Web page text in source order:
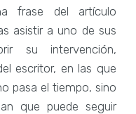
frase del artículo
asistir a uno de sus
su intervención,
escritor, en las que
pasa el tiempo, sino
que puede seguir